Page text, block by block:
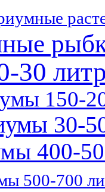
30
150-
30-
400-
500-700